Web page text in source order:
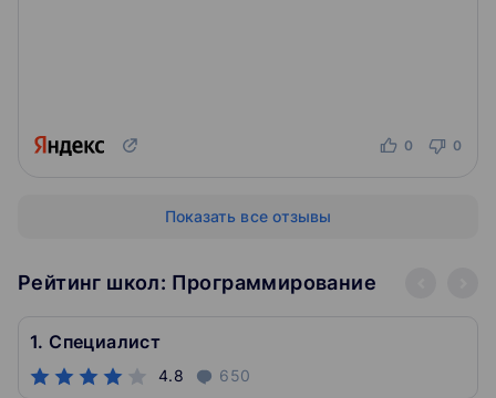
0 0
Показать все отзывы
Рейтинг школ: Программирование
1. Специалист
4.8 650